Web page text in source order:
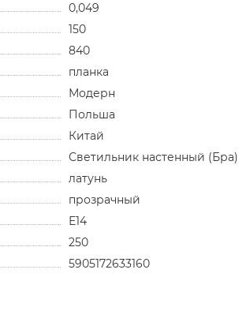
0,049
150
840
планка
Модерн
Польша
Китай
Светильник настенный (Бра)
латунь
прозрачный
Е14
250
5905172633160